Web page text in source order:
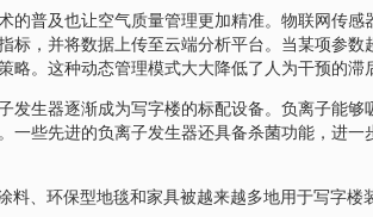
的普及也让空气质量管理更加精准。物联网传
标，并将数据上传至云端分析平台。当某项参
略。这种动态管理模式大大降低了人为干预的滞
发生器逐渐成为写字楼的标配设备。负离子能
一些先进的负离子发生器还具备杀菌功能，进
、环保型地毯和家具被越来越多地用于写字